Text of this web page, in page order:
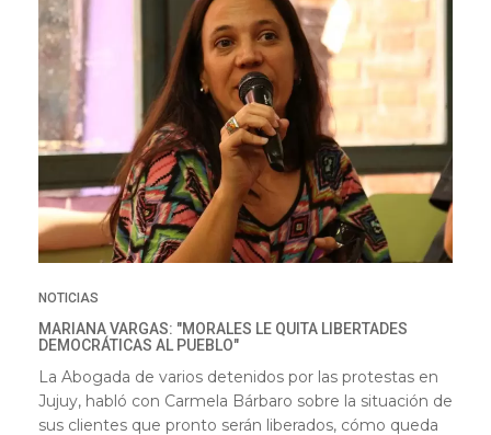
NOTICIAS
MARIANA VARGAS: "MORALES LE QUITA LIBERTADES
DEMOCRÁTICAS AL PUEBLO"
La Abogada de varios detenidos por las protestas en
Jujuy, habló con Carmela Bárbaro sobre la situación de
sus clientes que pronto serán liberados, cómo queda